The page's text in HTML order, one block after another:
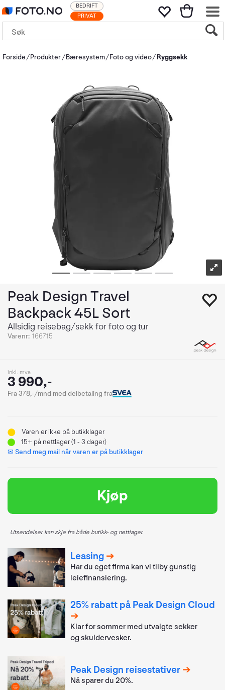
PRIVAT
BEDRIFT
Forside Produkter Bæresystem Foto og video Ryggsekk
Peak Design Travel
Backpack 45L Sort
Allsidig reisebag/sekk for foto og tur
Varenr: 166715
inkl. mva
3 990,-
Fra 378,-/mnd med delbetaling fra
Varen er ikke på butikklager
15+ på nettlager (1 - 3 dager)
✉ Send meg mail når varen er på butikklager
Kjøp
Utsendelser kan skje fra både butikk- og nettlager.
Leasing
Har du eget firma kan vi tilby gunstig
leiefinansiering.
25% rabatt på Peak Design Cloud
Klar for sommer med utvalgte sekker
og skuldervesker.
Peak Design reisestativer
Nå sparer du 20%.